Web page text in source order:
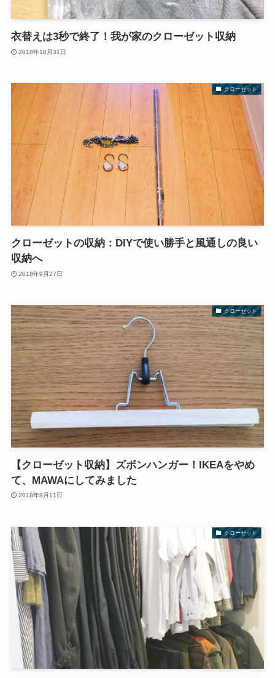
衣替えは3秒で終了！我が家のクローゼット収納
2018年10月31日
クローゼット
クローゼットの収納：DIYで使い勝手と風通しの良い
収納へ
2018年9月27日
クローゼット
【クローゼット収納】ズボンハンガー！IKEAをやめ
て、MAWAにしてみました
2018年8月11日
クローゼット